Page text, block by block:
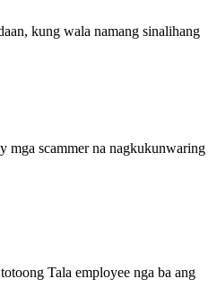
kung wala namang sinalihang
mga scammer na nagkukunwaring
Tala employee nga ba ang